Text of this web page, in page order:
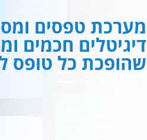
מערכת טפסים
דיגיטלים חכמים
שהופכת כל טופס